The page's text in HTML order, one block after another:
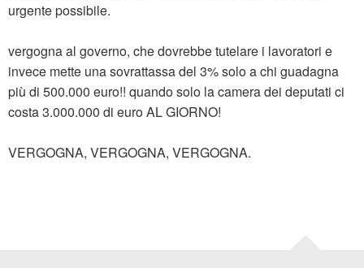
urgente possibile.
vergogna al governo, che dovrebbe tutelare i lavoratori e
invece mette una sovrattassa del 3% solo a chi guadagna
più di 500.000 euro!! quando solo la camera dei deputati ci
costa 3.000.000 di euro AL GIORNO!
VERGOGNA, VERGOGNA, VERGOGNA.